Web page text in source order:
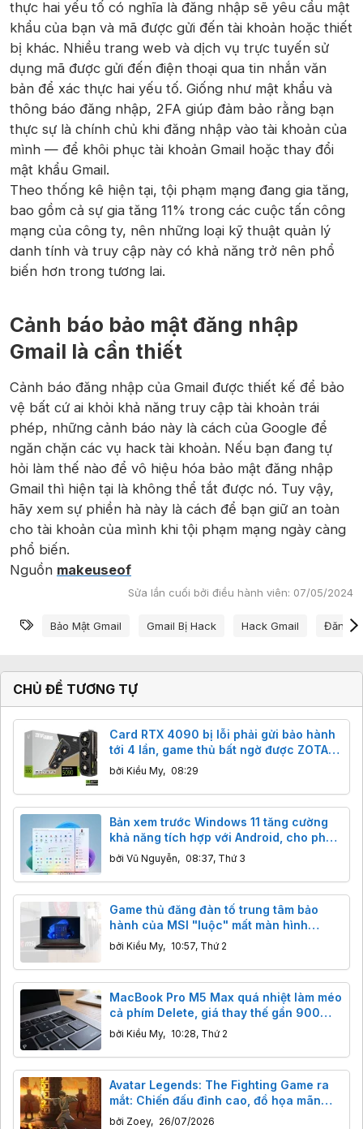
thực hai yếu tố có nghĩa là đăng nhập sẽ yêu cầu mật
khẩu của bạn và mã được gửi đến tài khoản hoặc thiết
bị khác. Nhiều trang web và dịch vụ trực tuyến sử
dụng mã được gửi đến điện thoại qua tin nhắn văn
bản để xác thực hai yếu tố. Giống như mật khẩu và
thông báo đăng nhập, 2FA giúp đảm bảo rằng bạn
thực sự là chính chủ khi đăng nhập vào tài khoản của
mình — để khôi phục tài khoản Gmail hoặc thay đổi
mật khẩu Gmail.
Theo thống kê hiện tại, tội phạm mạng đang gia tăng,
bao gồm cả sự gia tăng 11% trong các cuộc tấn công
mạng của công ty, nên những loại kỹ thuật quản lý
danh tính và truy cập này có khả năng trở nên phổ
biến hơn trong tương lai.
Cảnh báo bảo mật đăng nhập
Gmail là cần thiết
Cảnh báo đăng nhập của Gmail được thiết kế để bảo
vệ bất cứ ai khỏi khả năng truy cập tài khoản trái
phép, những cảnh báo này là cách của Google để
ngăn chặn các vụ hack tài khoản. Nếu bạn đang tự
hỏi làm thế nào để vô hiệu hóa bảo mật đăng nhập
Gmail thì hiện tại là không thể tắt được nó. Tuy vậy,
hãy xem sự phiền hà này là cách để bạn giữ an toàn
cho tài khoản của mình khi tội phạm mạng ngày càng
phổ biến.
Nguồn makeuseof
Sửa lần cuối bởi điều hành viên: 07/05/2024
Từ khóa
Bảo Mật Gmail Gmail Bị Hack Hack Gmail Đăng
CHỦ ĐỀ TƯƠNG TỰ
Card RTX 4090 bị lỗi phải gửi bảo hành
tới 4 lần, game thủ bất ngờ được ZOTAC
"lên đời" RTX 5090 miễn phí
bởi Kiều My, 08:29
Bản xem trước Windows 11 tăng cường
khả năng tích hợp với Android, cho phép
người dùng xem thông báo điện thoại
trong một bong bóng khi di chuột qua
bởi Vũ Nguyễn, 08:37, Thứ 3
Game thủ đăng đàn tố trung tâm bảo
hành của MSI "luộc" mất màn hình
144Hz, sự thật đằng sau hoá ra là lỗi sơ
bởi Kiều My, 10:57, Thứ 2
MacBook Pro M5 Max quá nhiệt làm méo
cả phím Delete, giá thay thế gần 900
USD nếu hết bảo hành
bởi Kiều My, 10:28, Thứ 2
Avatar Legends: The Fighting Game ra
mắt: Chiến đấu đỉnh cao, đồ họa mãn
nhãn nhưng còn thiếu gì?
bởi Zoey, 26/07/2026